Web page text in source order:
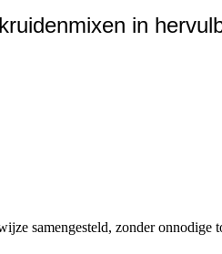
in
samengesteld, zonder onnodige